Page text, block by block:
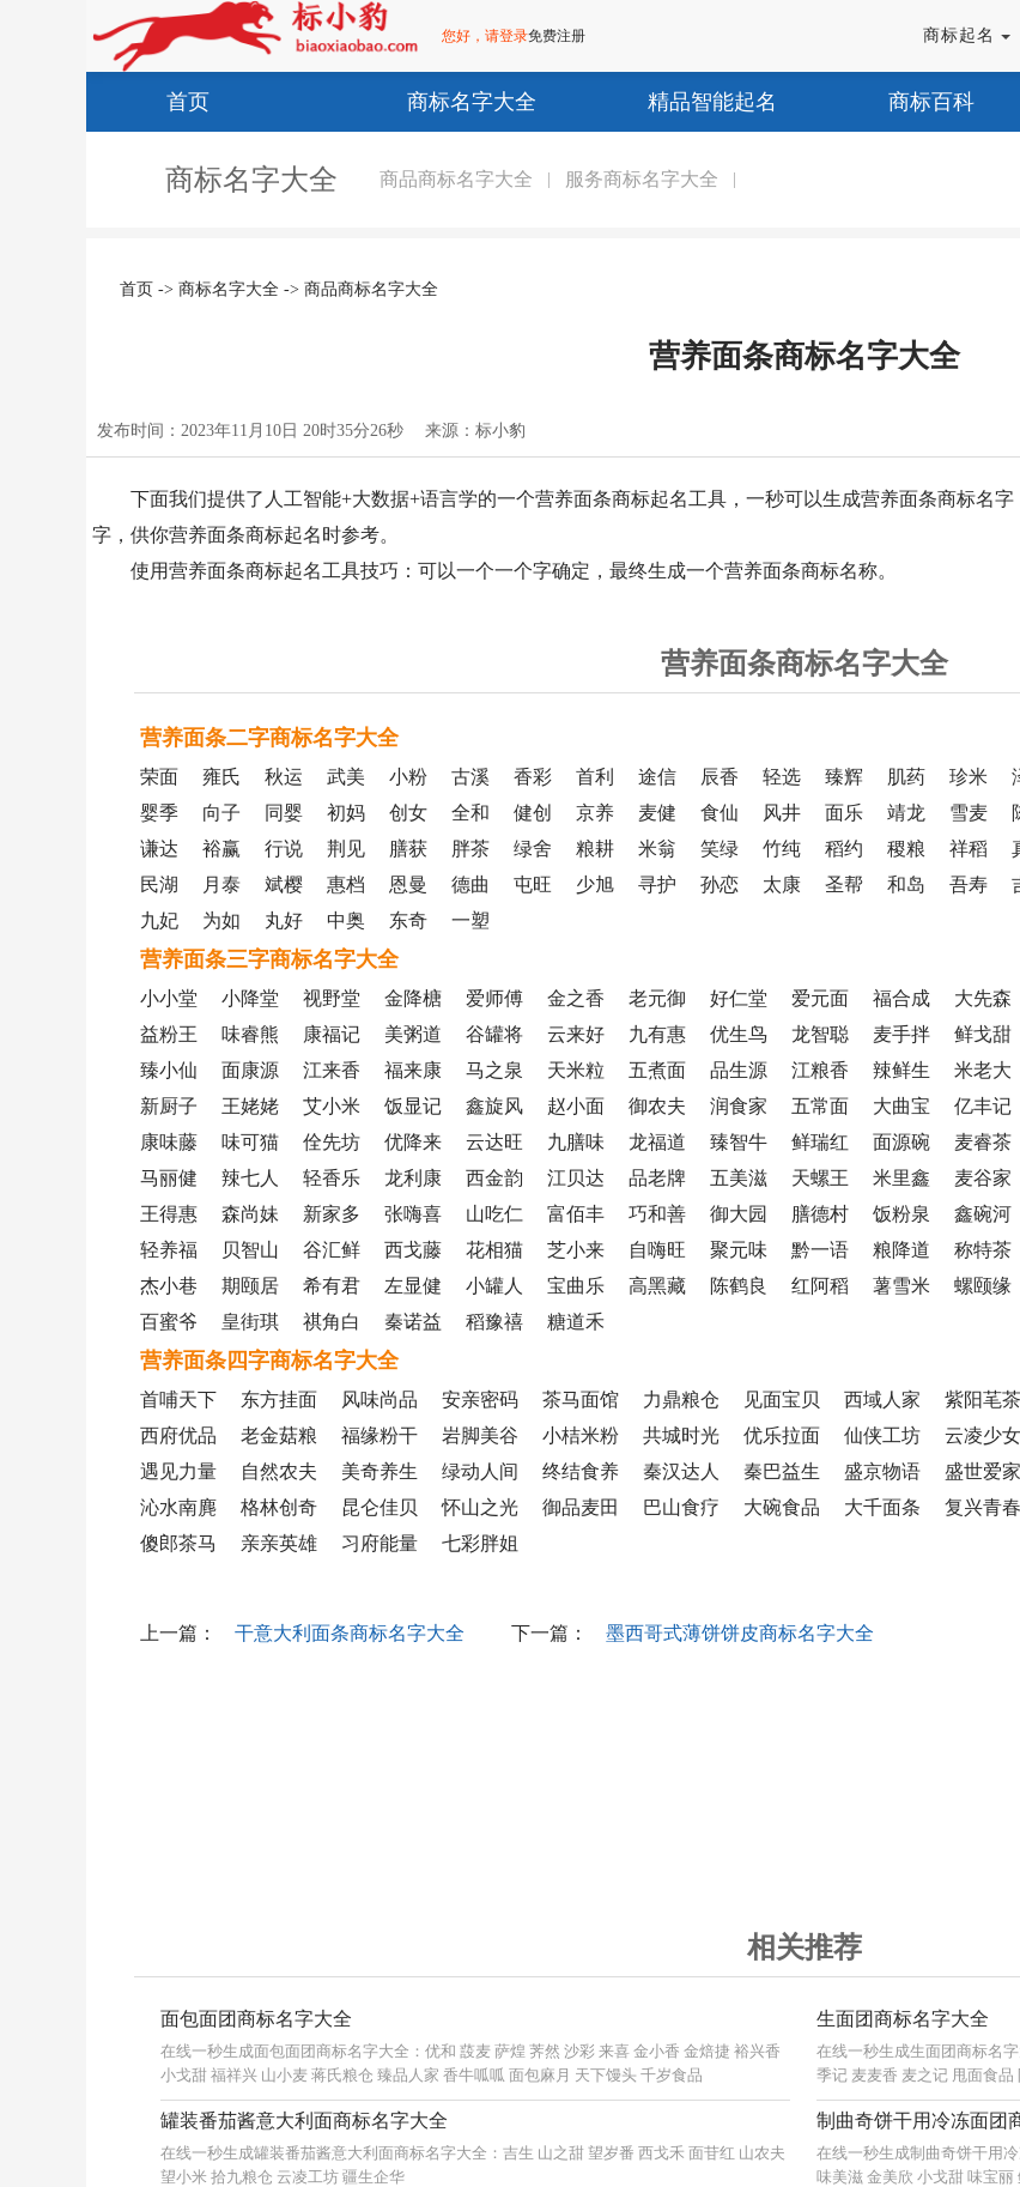
您好，请登录免费注册 商标起名
首页 商标名字大全 精品智能起名 商标百科
商标名字大全 商品商标名字大全 服务商标名字大全
首页 -> 商标名字大全 -> 商品商标名字大全
营养面条商标名字大全
发布时间：2023年11月10日 20时35分26秒 来源：标小豹
下面我们提供了人工智能+大数据+语言学的一个营养面条商标起名工具，一秒可以生成营养面条商标名
字，供你营养面条商标起名时参考。
使用营养面条商标起名工具技巧：可以一个一个字确定，最终生成一个营养面条商标名称。
营养面条商标名字大全
营养面条二字商标名字大全
荣面 雍氏 秋运 武美 小粉 古溪 香彩 首利 途信 辰香 轻选 臻辉 肌药 珍米
婴季
向子 同婴 初妈 创女 全和 健创 京养 麦健 食仙 风井 面乐 靖龙 雪麦
谦达
裕赢 行说 荆见 膳获 胖茶 绿舍 粮耕 米翁 笑绿 竹纯 稻约 稷粮 祥稻
民湖
月泰 斌樱 惠档 恩曼 德曲 屯旺 少旭 寻护 孙恋 太康 圣帮 和岛 吾寿
九妃
为如 丸好 中奥 东奇 一塑
营养面条三字商标名字大全
小小堂 小降堂 视野堂 金降榶 爱师傅 金之香 老元御 好仁堂 爱元面 福合成 大先森
益粉王
味睿熊 康福记 美粥道 谷罐将 云来好 九有惠 优生鸟 龙智聪 麦手拌 鲜戈甜
臻小仙
面康源 江来香 福来康 马之泉 天米粒 五煮面 品生源 江粮香 辣鲜生 米老大
新厨子
王姥姥 艾小米 饭显记 鑫旋风 赵小面 御农夫 润食家 五常面 大曲宝 亿丰记
康味藤
味可猫 佺先坊 优降来 云达旺 九膳味 龙福道 臻智牛 鲜瑞红 面源碗 麦睿茶
马丽健
辣七人 轻香乐 龙利康 西金韵 江贝达 品老牌 五美滋 天螺王 米里鑫 麦谷家
王得惠
森尚妹 新家多 张嗨喜 山吃仁 富佰丰 巧和善 御大园 膳德村 饭粉泉 鑫碗河
轻养福
贝智山 谷汇鲜 西戈藤 花相猫 芝小来 自嗨旺 聚元味 黔一语 粮降道 称特茶
杰小巷
期颐居 希有君 左显健 小罐人 宝曲乐 高黑藏 陈鹤良 红阿稻 薯雪米 螺颐缘
百蜜爷
皇街琪 祺角白 秦诺益 稻豫禧 糖道禾
营养面条四字商标名字大全
首哺天下 东方挂面 风味尚品 安亲密码 茶马面馆 力鼎粮仓 见面宝贝 西域人家 紫阳芼茶
西府优品
老金菇粮 福缘粉干 岩脚美谷 小桔米粉 共城时光 优乐拉面 仙侠工坊 云凌少女
遇见力量
自然农夫 美奇养生 绿动人间 终结食养 秦汉达人 秦巴益生 盛京物语 盛世爱家
沁水南麂
格林创奇 昆仑佳贝 怀山之光 御品麦田 巴山食疗 大碗食品 大千面条 复兴青春
傻郎茶马
亲亲英雄 习府能量 七彩胖姐
上一篇： 干意大利面条商标名字大全 下一篇： 墨西哥式薄饼饼皮商标名字大全
相关推荐
面包面团商标名字大全
在线一秒生成面包面团商标名字大全：优和 蔎麦 萨煌 荠然 沙彩 来喜 金小香 金焙捷 裕兴香
小戈甜 福祥兴 山小麦 蒋氏粮仓 臻品人家 香牛呱呱 面包麻月 天下馒头 千岁食品
生面团商标名字大全
在线一秒生成生面团商标名
季记 麦麦香 麦之记 甩面食
罐装番茄酱意大利面商标名字大全
在线一秒生成罐装番茄酱意大利面商标名字大全：吉生 山之甜 望岁番 西戈禾 面苷红 山农夫
望小米 拾九粮仓 云凌工坊 疆生企华
制曲奇饼干用冷冻面团
在线一秒生成制曲奇饼干用
味美滋 金美欣 小戈甜 味宝